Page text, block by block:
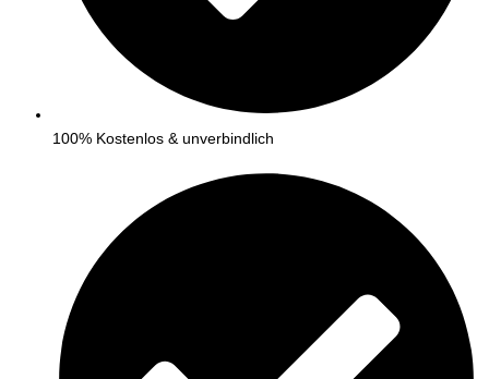
100% Kostenlos & unverbindlich